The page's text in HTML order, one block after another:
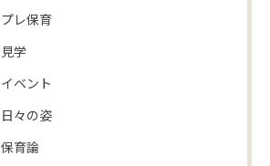
プレ保育
見学
イベント
日々の姿
保育論